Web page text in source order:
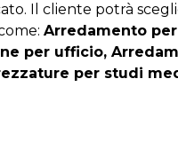
Il cliente potrà
Arredamento
per ufficio,
per studi